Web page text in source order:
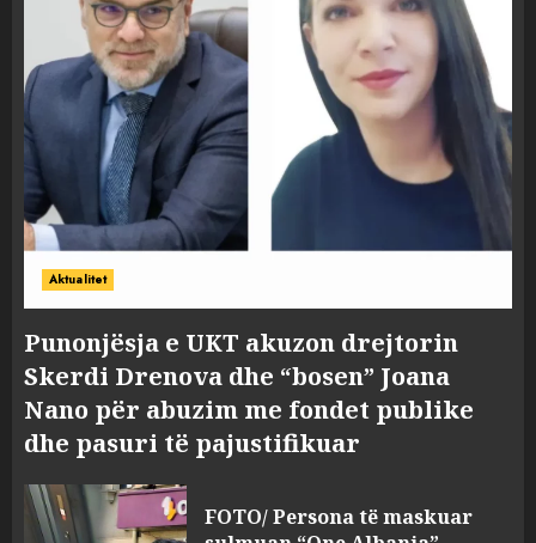
Aktualitet
Punonjësja e UKT akuzon drejtorin
Skerdi Drenova dhe “bosen” Joana
Nano për abuzim me fondet publike
dhe pasuri të pajustifikuar
FOTO/ Persona të maskuar